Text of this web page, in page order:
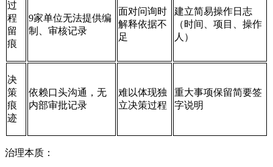
过
程
留
痕
9家单位无法提供编
制、审核记录
面对问询时
解释依据不
足
建立简易操作日志
（时间、项目、操作
人）
决
策
痕
迹
依赖口头沟通，无
内部审批记录
难以体现独
立决策过程
重大事项保留简要签
字说明
治理本质：